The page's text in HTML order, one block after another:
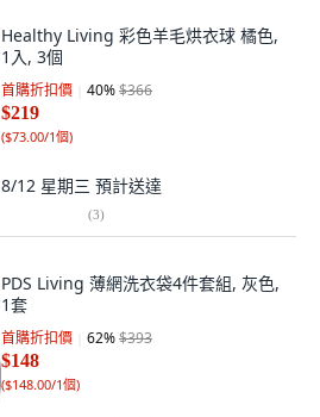
Healthy Living 彩色羊毛烘衣球 橘色,
1入, 3個
首購折扣價 40%$366
$219
($73.00/1個)
8/12 星期三 預計送達
(3)
PDS Living 薄網洗衣袋4件套組, 灰色,
1套
首購折扣價 62%$393
$148
($148.00/1個)